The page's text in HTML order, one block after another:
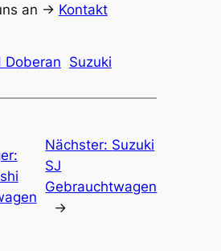
an -> Kontakt
Doberan Suzuki
Nächster: Suzuki
SJ
Gebrauchtwagen
→